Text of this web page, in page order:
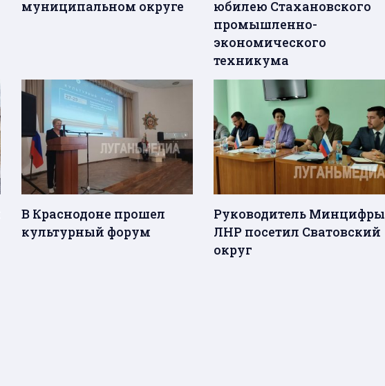
муниципальном округе
юбилею Стахановского
промышленно-
экономического
техникума
В Краснодоне прошел
культурный форум
Руководитель Минцифры
ЛНР посетил Сватовский
округ